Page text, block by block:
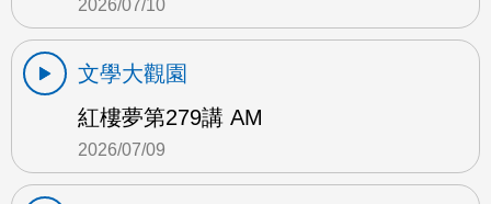
2026/07/10
文學大觀園
紅樓夢第279講 AM
2026/07/09